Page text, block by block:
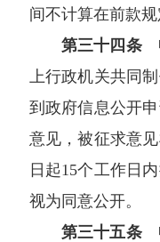
间不计算在前款规
第三十四条
上行政机关共同
到政府信息公开
意见，被征求意
日起15个工作日
视为同意公开。
第三十五条